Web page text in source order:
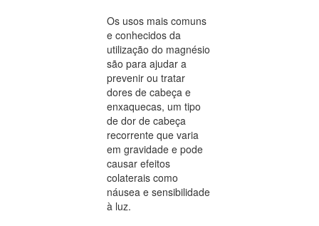
Os usos mais comuns
e conhecidos da
utilização do magnésio
são para ajudar a
prevenir ou tratar
dores de cabeça e
enxaquecas, um tipo
de dor de cabeça
recorrente que varia
em gravidade e pode
causar efeitos
colaterais como
náusea e sensibilidade
à luz.